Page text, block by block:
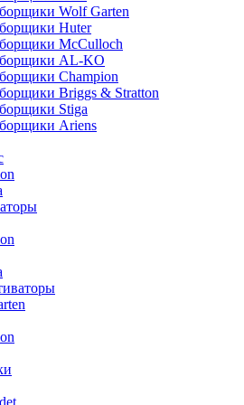
Wolf Garten
Huter
McCulloch
AL-KO
Champion
Briggs & Stratton
Stiga
Ariens